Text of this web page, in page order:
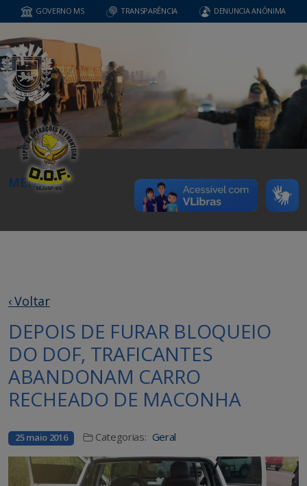
GOVERNO MS TRANSPARÊNCIA DENUNCIA ANÔNIMA
MENU
‹ Voltar
DEPOIS DE FURAR BLOQUEIO
DO DOF, TRAFICANTES
ABANDONAM CARRO
RECHEADO DE MACONHA
25 maio 2016 Categorias: Geral